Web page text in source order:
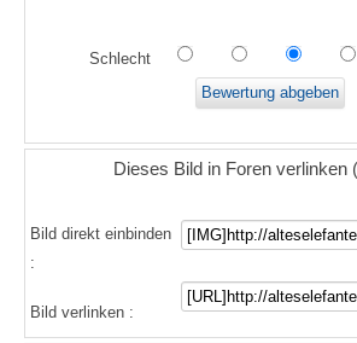
Schlecht
Dieses Bild in Foren verlinken
Bild direkt einbinden
:
Bild verlinken :